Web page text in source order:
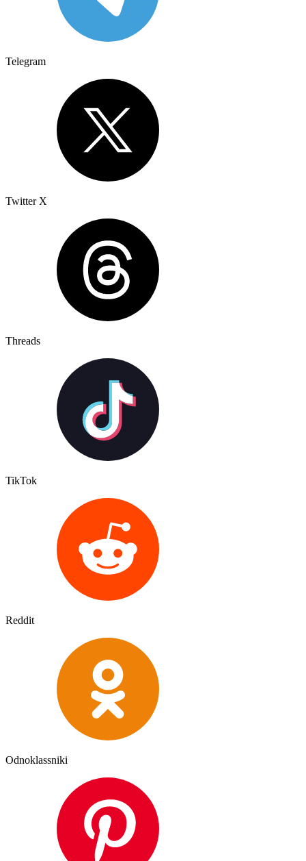
Telegram
Twitter X
Threads
TikTok
Reddit
Odnoklassniki